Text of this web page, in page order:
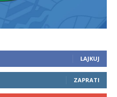
LAJKUJ
ZAPRATI